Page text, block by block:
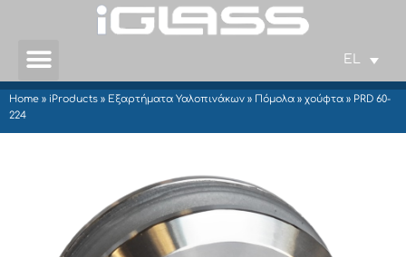
EL
Home » iProducts » Εξαρτήματα Υαλοπινάκων » Πόμολα » χούφτα » PRD 60-
224